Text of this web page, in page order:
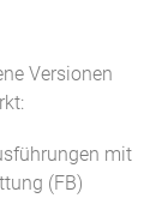
Versionen
mit
(FB)